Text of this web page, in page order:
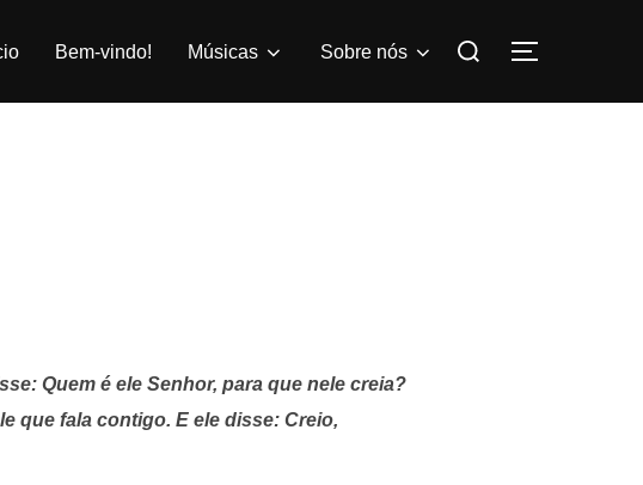
Bem-vindo! Músicas Sobre nós
Pesquisar
Quem é ele Senhor, para que nele creia?
que fala contigo. E ele disse: Creio,